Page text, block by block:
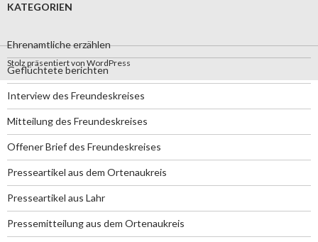
KATEGORIEN
Ehrenamtliche erzählen
Geflüchtete berichten
Interview des Freundeskreises
Mitteilung des Freundeskreises
Offener Brief des Freundeskreises
Presseartikel aus dem Ortenaukreis
Presseartikel aus Lahr
Pressemitteilung aus dem Ortenaukreis
Stolz präsentiert von WordPress